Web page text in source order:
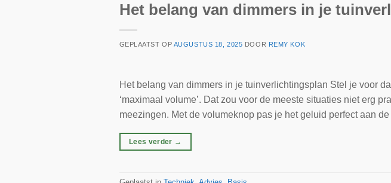
Het belang van dimmers in je
GEPLAATST OP AUGUSTUS 18, 2025 DOOR REMY KOK
Het belang van dimmers in je tuinverlichtingsplan Stel je voor
‘maximaal volume’. Dat zou voor de meeste situaties niet erg
meezingen. Met de volumeknop pas je het geluid perfect aan
Lees verder →